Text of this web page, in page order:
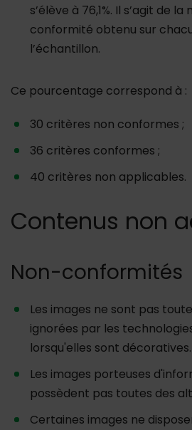
s’élève à 76,1%. Il s’agit de
conformité obtenu sur
l’échantillon.
Ce pourcentage correspond à :
30 critères non conformes ;
36 critères conformes ;
40 critères non applicables.
Contenus non
Non-conformités
Les images ne sont pas
ignorées par les
lorsqu'elles sont décoratives.
Les images porteuses
possèdent pas toutes des
Certaines images ne